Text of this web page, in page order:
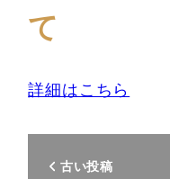
て
詳細はこちら
古い投稿